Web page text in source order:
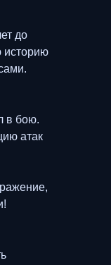
до
историю
в бою.
атак